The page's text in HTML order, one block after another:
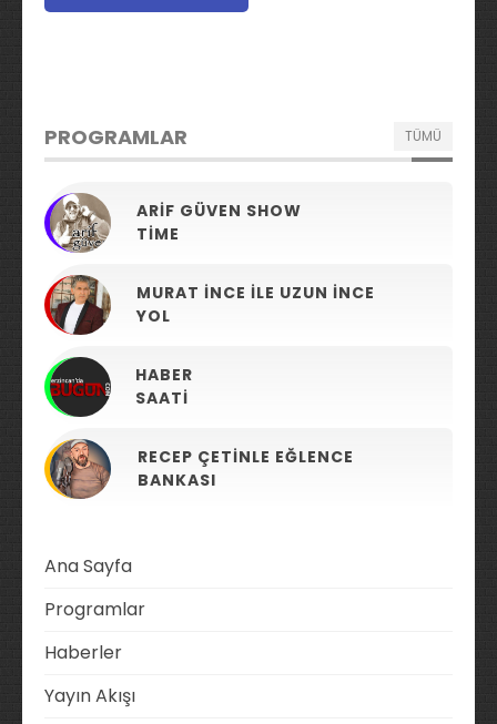
PROGRAMLAR TÜMÜ
ARIF GÜVEN SHOW
TIME
MURAT İNCE ILE UZUN İNCE
YOL
HABER
SAATI
RECEP ÇETINLE EĞLENCE
BANKASI
Ana Sayfa
Programlar
Haberler
Yayın Akışı